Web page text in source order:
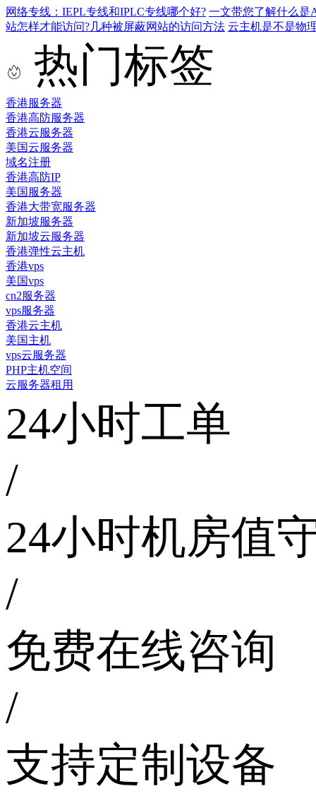
网络专线：IEPL专线和IPLC专线哪个好? 一文带您了解什么是
站怎样才能访问?几种被屏蔽网站的访问方法 云主机是不是物
热门标签
香港服务器
香港高防服务器
香港云服务器
美国云服务器
域名注册
香港高防IP
美国服务器
香港大带宽服务器
新加坡服务器
新加坡云服务器
香港弹性云主机
香港vps
美国vps
cn2服务器
vps服务器
香港云主机
美国主机
vps云服务器
PHP主机空间
云服务器租用
24小时工单
/
24小时机房值
/
免费在线咨询
/
支持定制设备